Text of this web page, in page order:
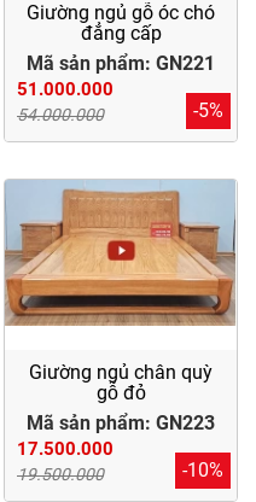
Giường ngủ gỗ óc chó
đẳng cấp
Mã sản phẩm: GN221
51.000.000
54.000.000 -5%
Giường ngủ chân quỳ
gỗ đỏ
Mã sản phẩm: GN223
17.500.000
19.500.000 -10%